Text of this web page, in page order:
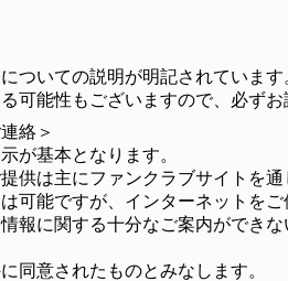
ついての説明が明記されています
可能性もございますので、必ずお
絡＞
が基本となります。
供は主にファンクラブサイトを通
可能ですが、インターネットを
報に関する十分なご案内ができ
同意されたものとみなします。